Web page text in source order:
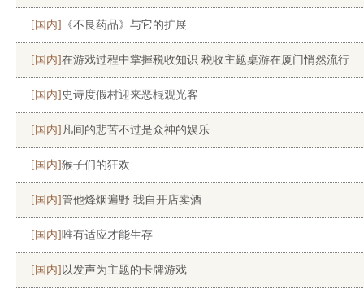
[国内] 《不良药品》与它的扩展
[国内]在游戏过程中掌握税收知识 税收主题桌游在厦门悄然流行
[国内] 史诗度假村迎来恶棍观光客
[国内] 凡间的悲苦不过是众神的娱乐
[国内]猴子们的狂欢
[国内]管他烽烟遍野 我自开店卖酒
[国内]唯有适应才能生存
[国内] 以发声为主题的卡牌游戏